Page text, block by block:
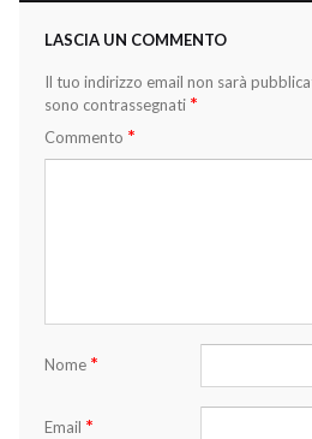
LASCIA UN COMMENTO
Il tuo indirizzo email non sarà
sono contrassegnati *
Commento *
Nome *
Email *